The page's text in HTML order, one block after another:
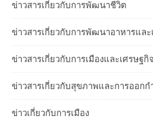
ข่าวสารเกี่ยวกับการพัฒนาชีวิต
ข่าวสารเกี่ยวกับการพัฒนาอาหารและ
ข่าวสารเกี่ยวกับการเมืองและเศรษฐกิจ
ข่าวสารเกี่ยวกับสุขภาพและการออกก
ข่าวเกี่ยวกับการเมือง